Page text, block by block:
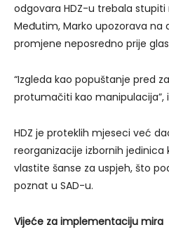
odgovara HDZ-u trebala
Međutim, Marko upozorava na
promjene neposredno prije
“Izgleda kao popuštanje pred
protumačiti kao manipulacija”,
HDZ je proteklih mjeseci već
reorganizacije izbornih jedinica
vlastite šanse za uspjeh, što
poznat u SAD-u.
Vijeće za implementaciju mira